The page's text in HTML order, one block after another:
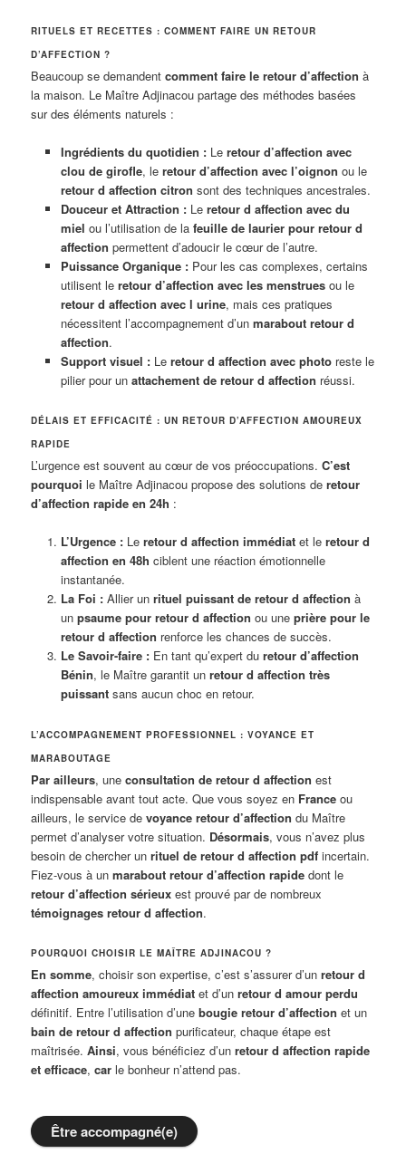
RITUELS ET RECETTES : COMMENT FAIRE UN RETOUR
D’AFFECTION ?
Beaucoup se demandentcomment faire le retour d’affection à
la maison. Le Maître Adjinacou partage des méthodes basées
sur des éléments naturels :
Ingrédients du quotidien :Le retour d’affection avec
clou de girofle, le retour d’affection avec l’oignon ou le
retour d affection citron sont des techniques ancestrales.
Douceur et Attraction :Le retour d affection avec du
miel ou l’utilisation de la feuille de laurier pour retour d
affection permettent d’adoucir le cœur de l’autre.
Puissance Organique :Pour les cas complexes, certains
utilisent le retour d’affection avec les menstruesou le
retour d affection avec l urine, mais ces pratiques
nécessitent l’accompagnement d’un marabout retour d
affection.
Support visuel :Le retour d affection avec photoreste le
pilier pour un attachement de retour d affection réussi.
DÉLAIS ET EFFICACITÉ : UN RETOUR D’AFFECTION AMOUREUX
RAPIDE
L’urgence est souvent au cœur de vos préoccupations.C’est
pourquoi le Maître Adjinacou propose des solutions deretour
d’affection rapide en 24h :
L’Urgence :Le retour d affection immédiatet le retour d
affection en 48h ciblent une réaction émotionnelle
instantanée.
La Foi :Allier un rituel puissant de retour d affection à
un psaume pour retour d affection ou une prière pour le
retour d affection renforce les chances de succès.
Le Savoir-faire :En tant qu’expert du retour d’affection
Bénin, le Maître garantit un retour d affection très
puissantsans aucun choc en retour.
L’ACCOMPAGNEMENT PROFESSIONNEL : VOYANCE ET
MARABOUTAGE
Par ailleurs, uneconsultation de retour d affection est
indispensable avant tout acte. Que vous soyez en France ou
ailleurs, le service devoyance retour d’affection du Maître
permet d’analyser votre situation. Désormais, vous n’avez plus
besoin de chercher unrituel de retour d affection pdf incertain.
Fiez-vous à unmarabout retour d’affection rapide dont le
retour d’affection sérieux est prouvé par de nombreux
témoignages retour d affection.
POURQUOI CHOISIR LE MAÎTRE ADJINACOU ?
En somme, choisir son expertise, c’est s’assurer d’unretour d
affection amoureux immédiat et d’unretour d amour perdu
définitif. Entre l’utilisation d’unebougie retour d’affection et un
bain de retour d affection purificateur, chaque étape est
maîtrisée.Ainsi, vous bénéficiez d’unretour d affection rapide
et efficace,car le bonheur n’attend pas.
Être accompagné(e)